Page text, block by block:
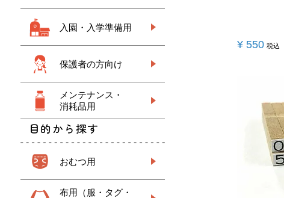
入園・入学準備用
保護者の方向け
メンテナンス・
消耗品用
目的から探す
おむつ用
布用（服・タグ・
¥ 550 税込